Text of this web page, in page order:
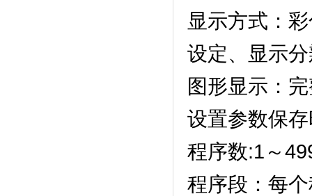
显示方式
设定、显示
图形显示：
设置参数保存
程序数:1～
程序段：每